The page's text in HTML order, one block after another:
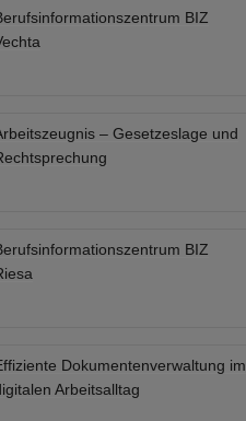
BIZ
– Gesetzeslage und
BIZ
Dokumentenverwaltung im
Arbeitsalltag